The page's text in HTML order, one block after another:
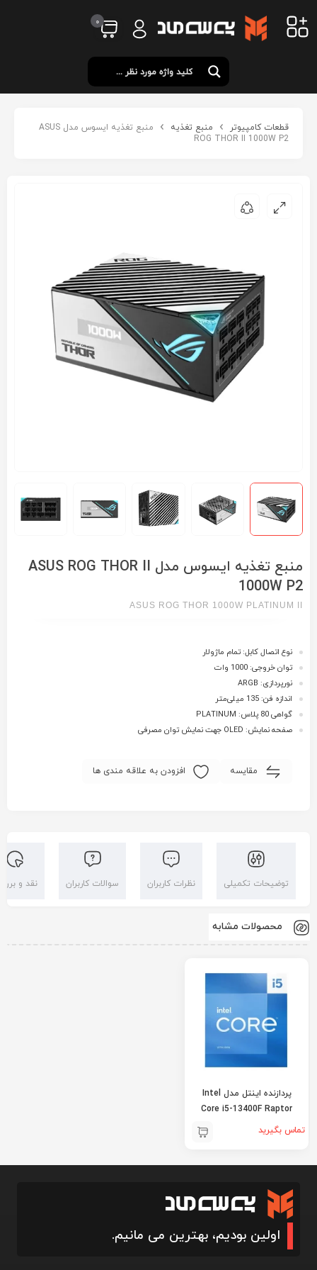
0
قطعات کامپیوتر منبع تغذیه
منبع تغذیه ایسوس مدل ASUS
ROG THOR II 1000W P2
منبع تغذیه ایسوس مدل ASUS ROG THOR II
1000W P2
ASUS ROG THOR 1000W PLATINUM II
نوع اتصال کابل: تمام ماژولار
توان خروجی: 1000 وات
نورپردازی: ARGB
اندازه فن: 135 میلی‌متر
گواهی 80 پلاس: PLATINUM
صفحه نمایش: OLED جهت نمایش توان مصرفی
مقایسه افزودن به علاقه مندی ها
توضیحات تکمیلی نظرات کاربران سوالات کاربران نقد و
محصولات مشابه
پردازنده اینتل مدل Intel
Core i5-13400F Raptor
تماس بگیرید
اولین بودیم، بهترین می مانیم.